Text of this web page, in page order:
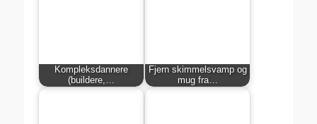
Kompleksdannere
(buildere,…
Fjern skimmelsvamp og
mug fra…